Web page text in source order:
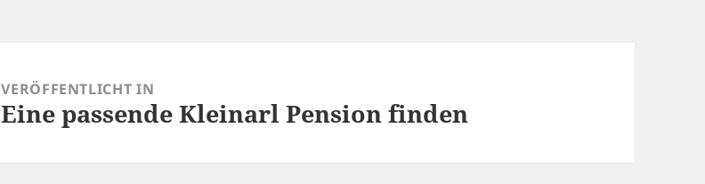
VERÖFFENTLICHT IN
Eine passende Kleinarl Pension finden